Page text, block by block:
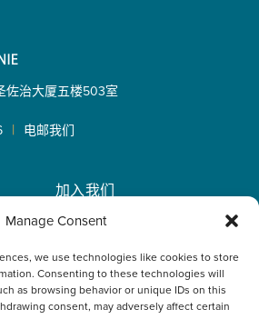
Manage Consent
we use technologies like cookies to store
Consenting to these technologies will
as browsing behavior or unique IDs on this
consent, may adversely affect certain
佐治大厦五楼503室
| 电邮我们
加入我们
OLN IP Services
私隐政策